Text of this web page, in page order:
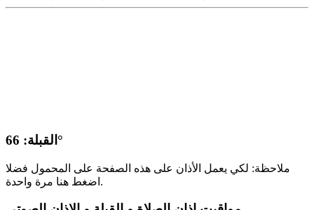
القبلة: 66°
ملاحظة: لكي يعمل الأذان على هذه الصفحة على المحمول فضلا
اضغط هنا مرة واحدة.